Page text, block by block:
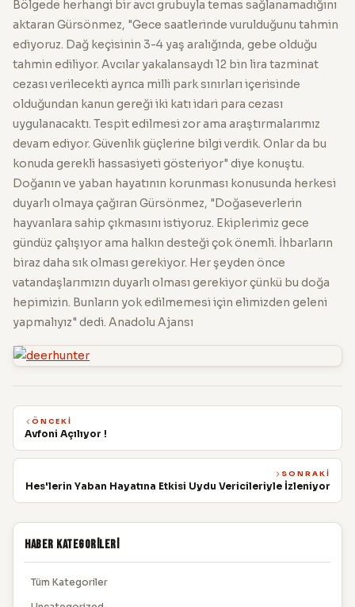
Bölgede herhangi bir avcı grubuyla temas sağlanamadığını
aktaran Gürsönmez, "Gece saatlerinde vurulduğunu tahmin
ediyoruz. Dağ keçisinin 3-4 yaş aralığında, gebe olduğu
tahmin ediliyor. Avcılar yakalansaydı 12 bin lira tazminat
cezası verilecekti ayrıca milli park sınırları içerisinde
olduğundan kanun gereği iki katı idari para cezası
uygulanacaktı. Tespit edilmesi zor ama araştırmalarımız
devam ediyor. Güvenlik güçlerine bilgi verdik. Onlar da bu
konuda gerekli hassasiyeti gösteriyor" diye konuştu.
Doğanın ve yaban hayatının korunması konusunda herkesi
duyarlı olmaya çağıran Gürsönmez, "Doğaseverlerin
hayvanlara sahip çıkmasını istiyoruz. Ekiplerimiz gece
gündüz çalışıyor ama halkın desteği çok önemli. İhbarların
biraz daha sık olması gerekiyor. Her şeyden önce
vatandaşlarımızın duyarlı olması gerekiyor çünkü bu doğa
hepimizin. Bunların yok edilmemesi için elimizden geleni
yapmalıyız" dedi. Anadolu Ajansı
ÖNCEKI
Avfoni Açılıyor !
SONRAKI
Hes'lerin Yaban Hayatına Etkisi Uydu Vericileriyle İzleniyor
Haber Kategorileri
Tüm Kategoriler